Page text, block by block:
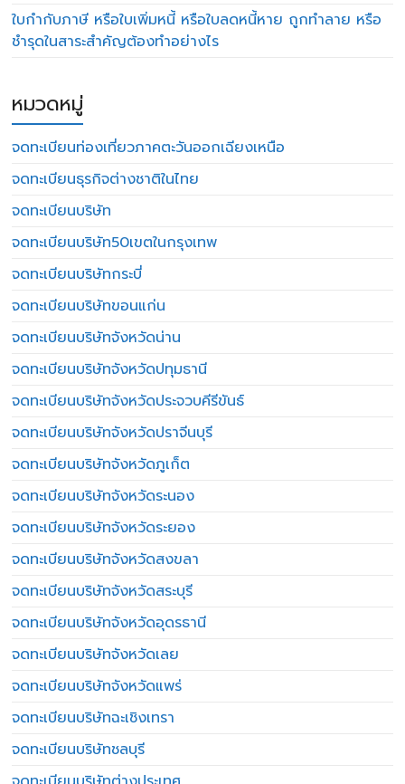
ใบกำกับภาษี หรือใบเพิ่มหนี้ หรือใบลดหนี้หาย ถูกทำลาย หรือ
ชำรุดในสาระสำคัญต้องทำอย่างไร
หมวดหมู่
จดทะเบียนท่องเที่ยวภาคตะวันออกเฉียงเหนือ
จดทะเบียนธุรกิจต่างชาติในไทย
จดทะเบียนบริษัท
จดทะเบียนบริษัท50เขตในกรุงเทพ
จดทะเบียนบริษัทกระบี่
จดทะเบียนบริษัทขอนแก่น
จดทะเบียนบริษัทจังหวัดน่าน
จดทะเบียนบริษัทจังหวัดปทุมธานี
จดทะเบียนบริษัทจังหวัดประจวบคีรีขันธ์
จดทะเบียนบริษัทจังหวัดปราจีนบุรี
จดทะเบียนบริษัทจังหวัดภูเก็ต
จดทะเบียนบริษัทจังหวัดระนอง
จดทะเบียนบริษัทจังหวัดระยอง
จดทะเบียนบริษัทจังหวัดสงขลา
จดทะเบียนบริษัทจังหวัดสระบุรี
จดทะเบียนบริษัทจังหวัดอุดรธานี
จดทะเบียนบริษัทจังหวัดเลย
จดทะเบียนบริษัทจังหวัดแพร่
จดทะเบียนบริษัทฉะเชิงเทรา
จดทะเบียนบริษัทชลบุรี